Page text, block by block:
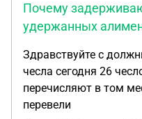
Почему
удержанных
Здравствуйте с
чесла сегодня 26
перечисляют в том
перевели